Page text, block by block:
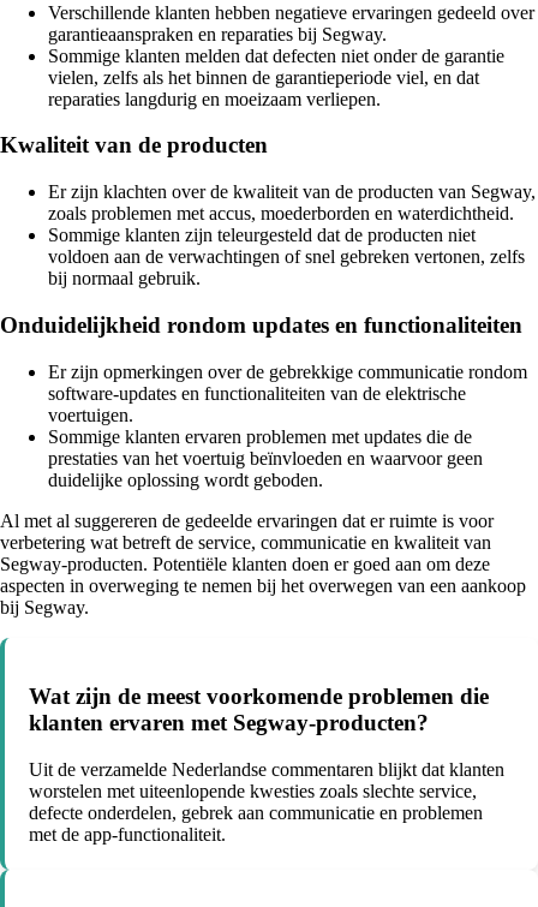
Verschillende klanten hebben negatieve ervaringen gedeeld over
garantieaanspraken en reparaties bij Segway.
Sommige klanten melden dat defecten niet onder de garantie
vielen, zelfs als het binnen de garantieperiode viel, en dat
reparaties langdurig en moeizaam verliepen.
Kwaliteit van de producten
Er zijn klachten over de kwaliteit van de producten van Segway,
zoals problemen met accus, moederborden en waterdichtheid.
Sommige klanten zijn teleurgesteld dat de producten niet
voldoen aan de verwachtingen of snel gebreken vertonen, zelfs
bij normaal gebruik.
Onduidelijkheid rondom updates en functionaliteiten
Er zijn opmerkingen over de gebrekkige communicatie rondom
software-updates en functionaliteiten van de elektrische
voertuigen.
Sommige klanten ervaren problemen met updates die de
prestaties van het voertuig beïnvloeden en waarvoor geen
duidelijke oplossing wordt geboden.
Al met al suggereren de gedeelde ervaringen dat er ruimte is voor
verbetering wat betreft de service, communicatie en kwaliteit van
Segway-producten. Potentiële klanten doen er goed aan om deze
aspecten in overweging te nemen bij het overwegen van een aankoop
bij Segway.
Wat zijn de meest voorkomende problemen die
klanten ervaren met Segway-producten?
Uit de verzamelde Nederlandse commentaren blijkt dat klanten
worstelen met uiteenlopende kwesties zoals slechte service,
defecte onderdelen, gebrek aan communicatie en problemen
met de app-functionaliteit.